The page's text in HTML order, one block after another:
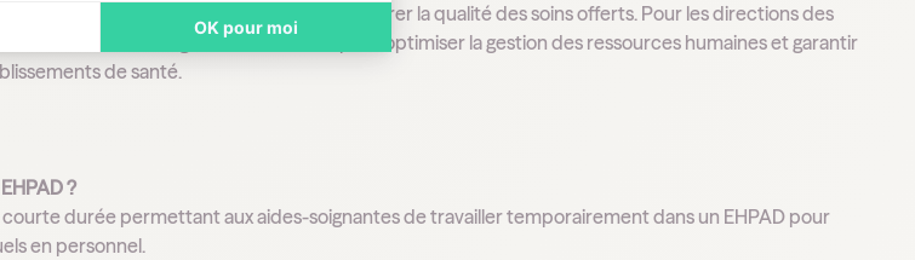
OK pour moi
gestion, de réduire les coûts et d'améliorer la qualité des soins offerts. Pour les directions des
de telles technologies est essentielle pour optimiser la gestion des ressources humaines et garantir
de santé.
?
durée permettant aux aides-soignantes de travailler temporairement dans un EHPAD pour
en personnel.